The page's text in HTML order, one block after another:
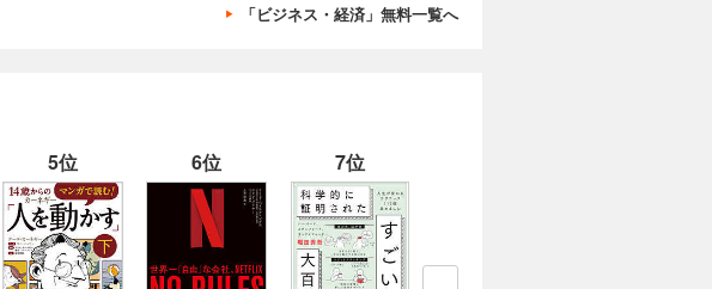
「ビジネス・経済」無料一覧へ
5位 6位 7位